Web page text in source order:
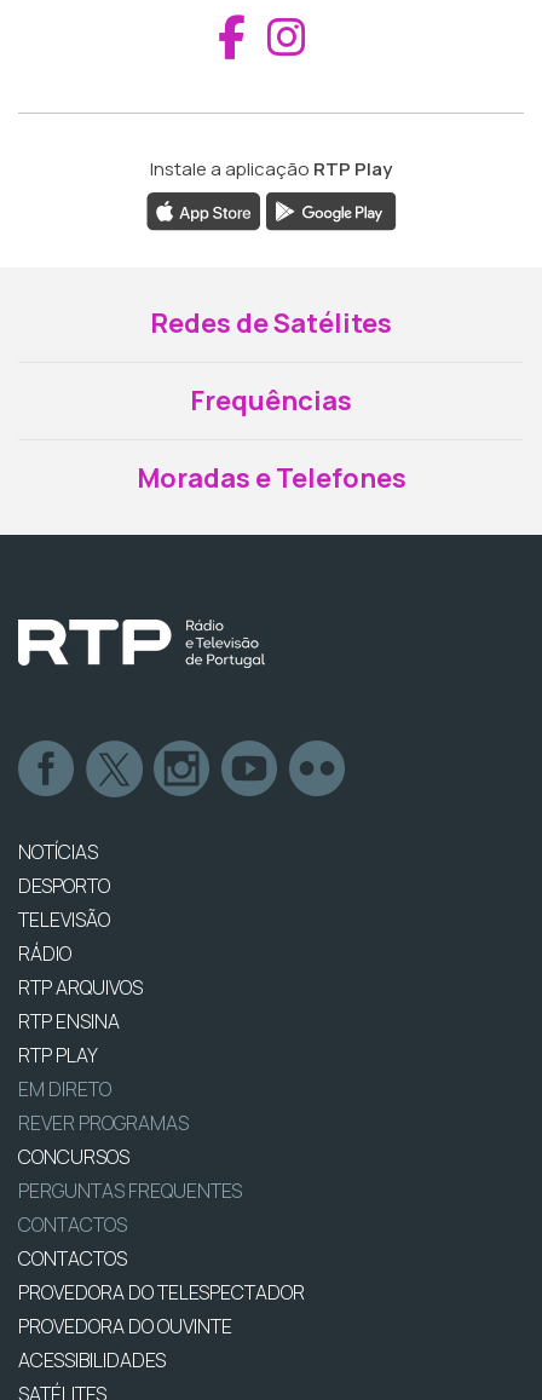
Aceder ao
Instale a aplicação RTP Play
Redes de Satélites
Frequências
Moradas e Telefones
NOTÍCIAS
DESPORTO
TELEVISÃO
RÁDIO
RTP ARQUIVOS
RTP ENSINA
RTP PLAY
EM DIRETO
REVER PROGRAMAS
CONCURSOS
PERGUNTAS FREQUENTES
CONTACTOS
CONTACTOS
PROVEDORA DO TELESPECTADOR
PROVEDORA DO OUVINTE
ACESSIBILIDADES
SATÉLITES